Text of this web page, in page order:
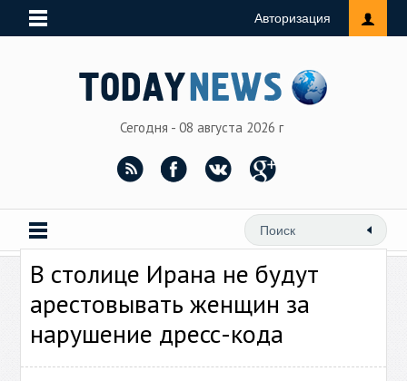
Авторизация
Сегодня - 08 августа 2026 г
В столице Ирана не будут
арестовывать женщин за
нарушение дресс-кода